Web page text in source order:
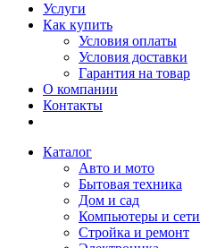
Услуги
Как купить
Условия оплаты
Условия доставки
Гарантия на товар
О компании
Контакты
Каталог
Авто и мото
Бытовая техника
Дом и сад
Компьютеры и сети
Стройка и ремонт